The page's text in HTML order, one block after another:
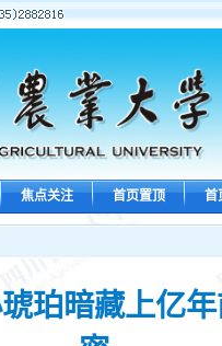
焦点关注 首页置顶 首
琥珀暗藏上亿